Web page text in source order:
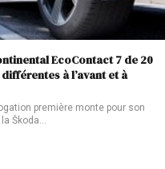
EcoContact 7 de 20
à l’avant et à
première monte pour son
Škoda…